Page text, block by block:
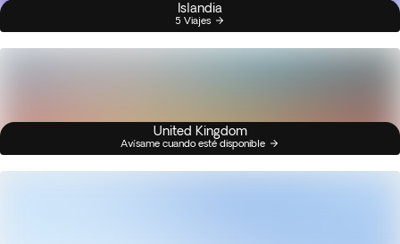
Islandia
5 Viajes
United Kingdom
Avísame cuando esté disponible